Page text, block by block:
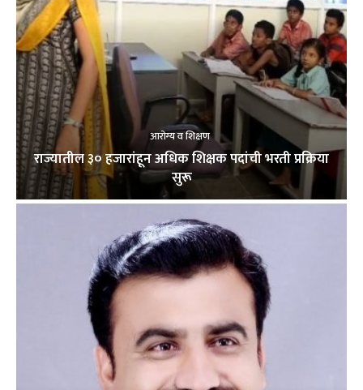
आरोग्य व शिक्षण
राज्यातील ३० हजारांहून अधिक शिक्षक पदांची भरती प्रक्रिया
सुरू